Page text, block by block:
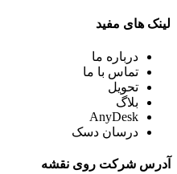
لینک های مفید
درباره ما
تماس با ما
تحویل
بلاگ
AnyDesk
درسان دسک
آدرس شرکت روی نقشه